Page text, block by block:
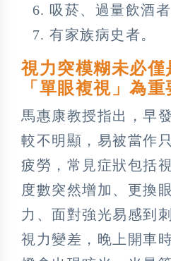
吸菸、過量飲酒者
有家族病史者。
視力突模糊未必
「單眼複視」為
馬惠康教授指出，早
較不明顯，易被當作
疲勞，常見症狀包括
度數突然增加、更換
力、面對強光易感到
視力變差，晚上開車